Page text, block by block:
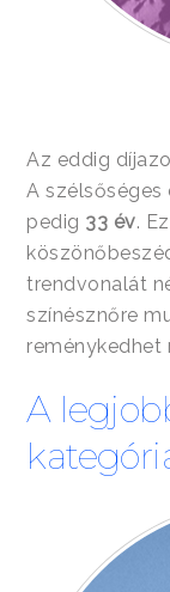
Az eddig
A
pedig 33 év.
trendvonalát
színésznőre
A